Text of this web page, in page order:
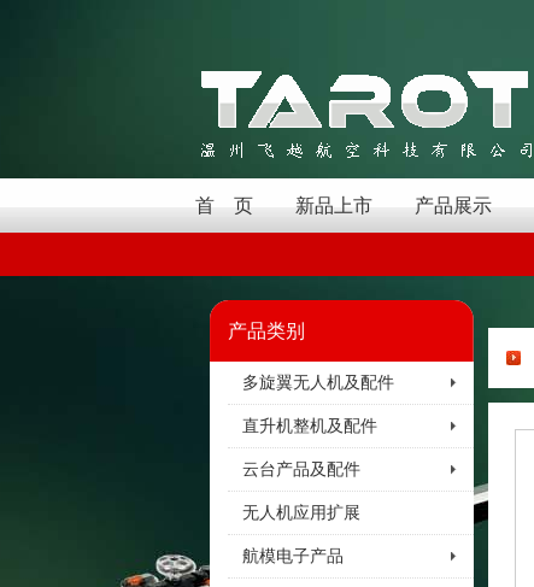
首 页 新品上市 产品展示
产品类别
多旋翼无人机及配件
直升机整机及配件
云台产品及配件
无人机应用扩展
航模电子产品